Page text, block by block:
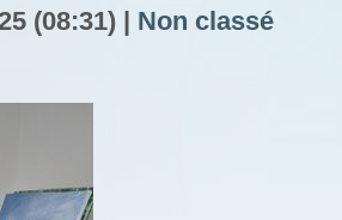
(08:31) | Non classé